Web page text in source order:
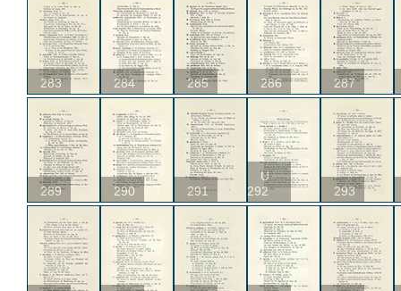
283 284 285 286 287
289 290 291
U
292
293